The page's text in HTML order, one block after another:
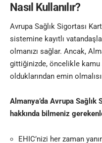
Nasıl Kullanılır?
Avrupa Sağlık Sigortası
sistemine kayıtlı
olmanızı sağlar. Ancak,
gittiğinizde, öncelikle kamu
olduklarından emin
Almanya’da Avrupa Sağlık
hakkında bilmeniz
EHIC’nizi her zaman